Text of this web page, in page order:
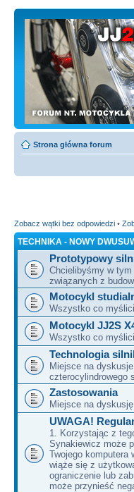
Strona główna forum
Zobacz wątki bez odpowiedzi •
TECHNIKA - NOWY
Prototypowy
Chcielibyśmy w
związanych z
Motocykl
Wszystko co
Motocykl JJ2S
Wszystko co
Technologia
Miejsce na
czterocylindrowego
Zastosowania
Miejsce na
UWAGA!
1. Korzystając z
Synakiewicz może
Twojego komputera
wiąże się z
ograniczenie lub
może przynieść